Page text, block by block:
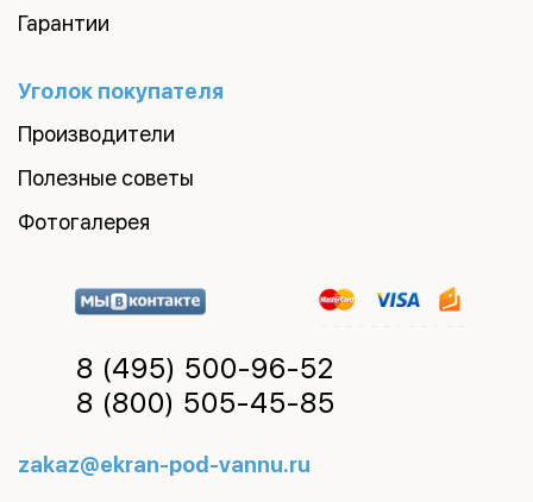
Гарантии
Уголок покупателя
Производители
Полезные советы
Фотогалерея
8 (495) 500-96-52
8 (800) 505-45-85
zakaz@ekran-pod-vannu.ru